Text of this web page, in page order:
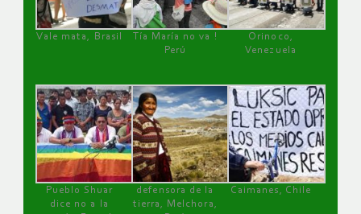
Vale mata, Brasil
Tía María no va !
Perú
Orinoco,
Venezuela
Pueblo Shuar
dice no a la
defensora de la
tierra, Melchora,
Caimanes, Chile